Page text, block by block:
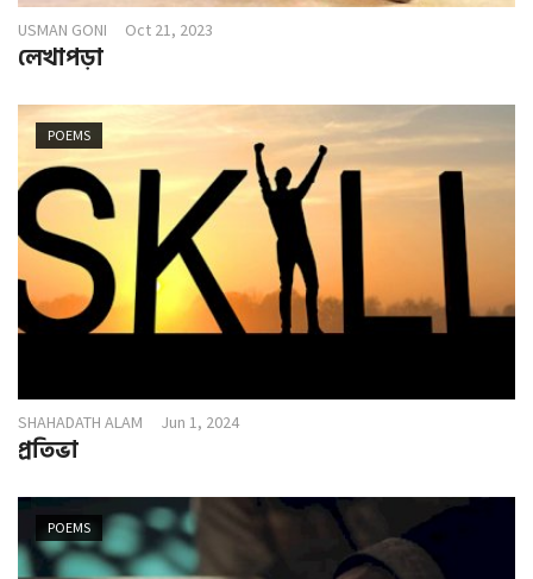
USMAN GONI Oct 21, 2023
লেখাপড়া
POEMS
SHAHADATH ALAM Jun 1, 2024
প্রতিভা
POEMS